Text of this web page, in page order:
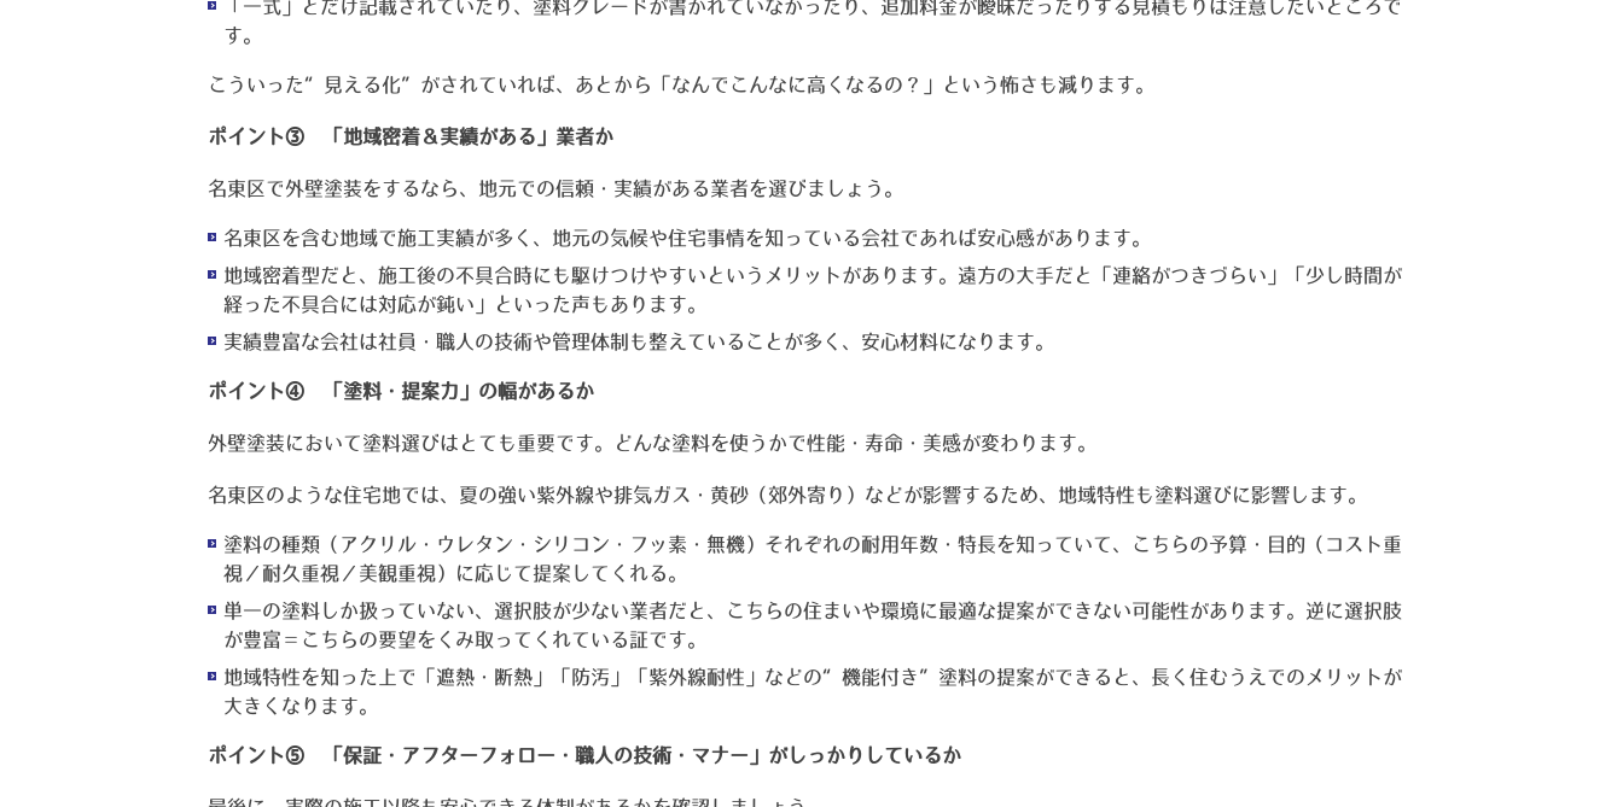
「一式」とだけ記載されていたり、塗料グレードが書かれていなかったり、追加料金が曖昧だったりする見積もりは注意したいところで
す。
こういった“見える化”がされていれば、あとから「なんでこんなに高くなるの？」という怖さも減ります。
ポイント③ 「地域密着＆実績がある」業者か
名東区で外壁塗装をするなら、地元での信頼・実績がある業者を選びましょう。
名東区を含む地域で施工実績が多く、地元の気候や住宅事情を知っている会社であれば安心感があります。
地域密着型だと、施工後の不具合時にも駆けつけやすいというメリットがあります。遠方の大手だと「連絡がつきづらい」「少し時間が
経った不具合には対応が鈍い」といった声もあります。
実績豊富な会社は社員・職人の技術や管理体制も整えていることが多く、安心材料になります。
ポイント④ 「塗料・提案力」の幅があるか
外壁塗装において塗料選びはとても重要です。どんな塗料を使うかで性能・寿命・美感が変わります。
名東区のような住宅地では、夏の強い紫外線や排気ガス・黄砂（郊外寄り）などが影響するため、地域特性も塗料選びに影響します。
塗料の種類（アクリル・ウレタン・シリコン・フッ素・無機）それぞれの耐用年数・特長を知っていて、こちらの予算・目的（コスト重
視／耐久重視／美観重視）に応じて提案してくれる。
単一の塗料しか扱っていない、選択肢が少ない業者だと、こちらの住まいや環境に最適な提案ができない可能性があります。逆に選択肢
が豊富＝こちらの要望をくみ取ってくれている証です。
地域特性を知った上で「遮熱・断熱」「防汚」「紫外線耐性」などの“機能付き”塗料の提案ができると、長く住むうえでのメリットが
大きくなります。
ポイント⑤ 「保証・アフターフォロー・職人の技術・マナー」がしっかりしているか